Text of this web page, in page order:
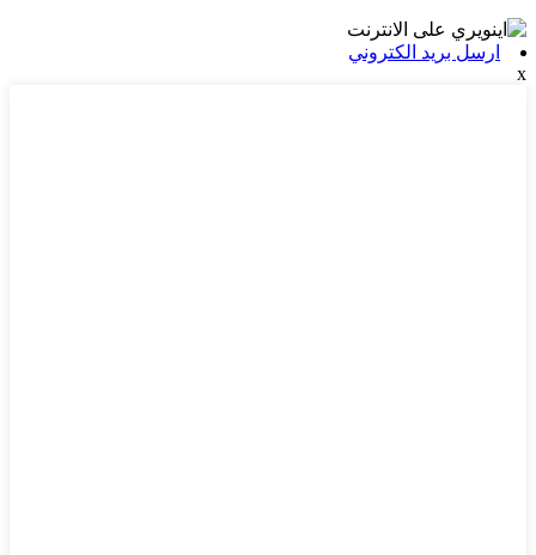
ارسل بريد الكتروني
x